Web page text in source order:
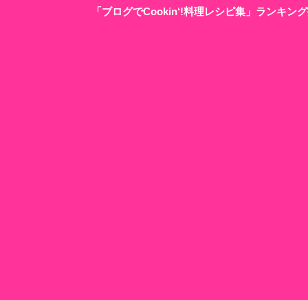
「ブログでCookin‘!料理レシピ集」ランキン